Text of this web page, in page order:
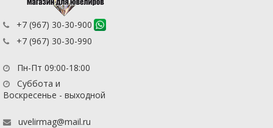
+7 (967) 30-30-900
+7 (967) 30-30-990
Пн-Пт 09:00-18:00
Суббота и
Воскресенье - выходной
uvelirmag@mail.ru